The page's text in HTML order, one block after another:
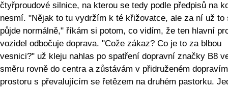
čtyřproudové silnice, na kterou se tedy podle předpisů na
nesmí. "Nějak to tu vydržím k té křižovatce, ale za ní už to
půjde normálně," říkám si potom, co vidím, že ten hlavní
vozidel odbočuje doprava. "Cože zákaz? Co je to za blbou
vesnici?" už kleju nahlas po spatření dopravní značky B8
směru rovně do centra a zůstávám v přidruženém dopravím
prostoru s převalujícím se řetězem na druhém pastorku.